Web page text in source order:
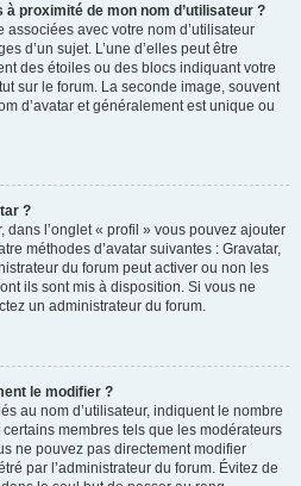
proximité de mon nom d’utilisateur ?
avec votre nom d’utilisateur
d’un sujet. L’une d’elles peut être
des étoiles ou des blocs indiquant votre
sur le forum. La seconde image, souvent
d’avatar et généralement est unique ou
?
dans l’onglet « profil » vous pouvez ajouter
méthodes d’avatar suivantes : Gravatar,
du forum peut activer ou non les
ils sont mis à disposition. Si vous ne
un administrateur du forum.
le modifier ?
au nom d’utilisateur, indiquent le nombre
membres tels que les modérateurs
ne pouvez pas directement modifier
par l’administrateur du forum. Évitez de